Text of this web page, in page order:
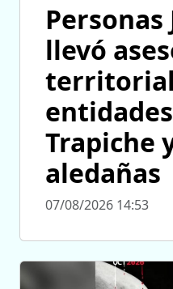
Personas
llevó
Trapiche
aledañas
07/08/2026 14:53